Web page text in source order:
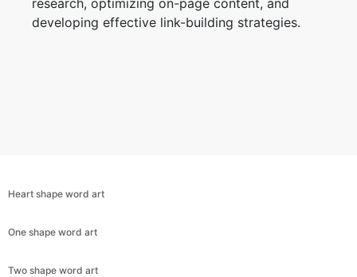
developing effective link-building strategies.
Heart shape word art
One shape word art
Two shape word art